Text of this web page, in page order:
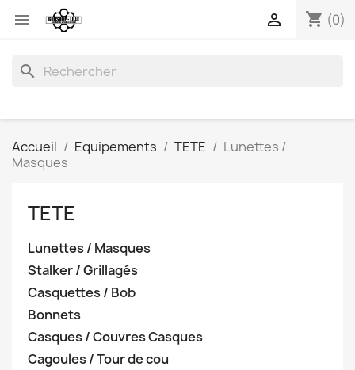
 shopping_cart (0)

search
Accueil Equipements TETE
Lunettes /
Masques
TETE
Lunettes / Masques
Stalker / Grillagés
Casquettes / Bob
Bonnets
Casques / Couvres Casques
Cagoules / Tour de cou